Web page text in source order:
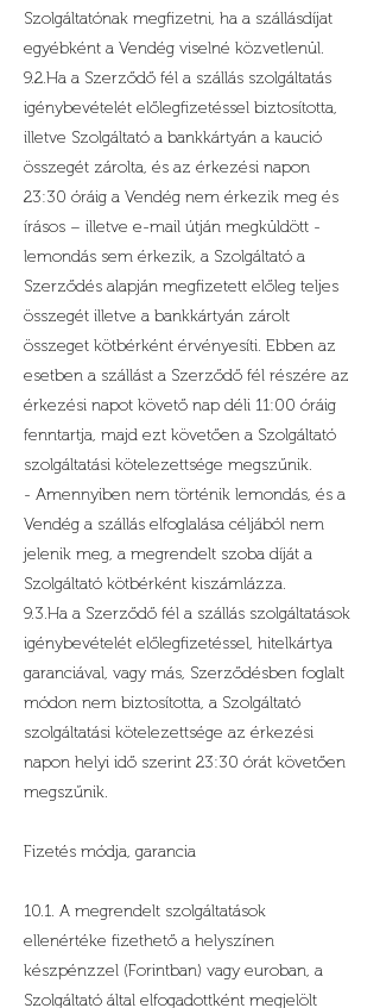
Szolgáltatónak megfizetni, ha a szállásdíjat
egyébként a Vendég viselné közvetlenül.
9.2.Ha a Szerződő fél a szállás szolgáltatás
igénybevételét előlegfizetéssel biztosította,
illetve Szolgáltató a bankkártyán a kaució
összegét zárolta, és az érkezési napon
23:30 óráig a Vendég nem érkezik meg és
írásos – illetve e-mail útján megküldött -
lemondás sem érkezik, a Szolgáltató a
Szerződés alapján megfizetett előleg teljes
összegét illetve a bankkártyán zárolt
összeget kötbérként érvényesíti. Ebben az
esetben a szállást a Szerződő fél részére az
érkezési napot követő nap déli 11:00 óráig
fenntartja, majd ezt követően a Szolgáltató
szolgáltatási kötelezettsége megszűnik.
- Amennyiben nem történik lemondás, és a
Vendég a szállás elfoglalása céljából nem
jelenik meg, a megrendelt szoba díját a
Szolgáltató kötbérként kiszámlázza.
9.3.Ha a Szerződő fél a szállás szolgáltatások
igénybevételét előlegfizetéssel, hitelkártya
garanciával, vagy más, Szerződésben foglalt
módon nem biztosította, a Szolgáltató
szolgáltatási kötelezettsége az érkezési
napon helyi idő szerint 23:30 órát követően
megszűnik.
Fizetés módja, garancia
10.1. A megrendelt szolgáltatások
ellenértéke fizethető a helyszínen
készpénzzel (Forintban) vagy euroban, a
Szolgáltató által elfogadottként megjelölt